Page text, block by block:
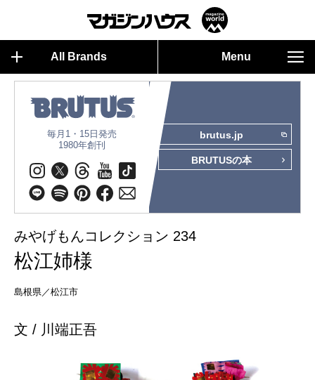
All Brands Menu
毎月1・15日発売
1980年創刊
brutus.jp
BRUTUSの本
みやげもんコレクション 234
松江姉様
島根県／松江市
文 / 川端正吾